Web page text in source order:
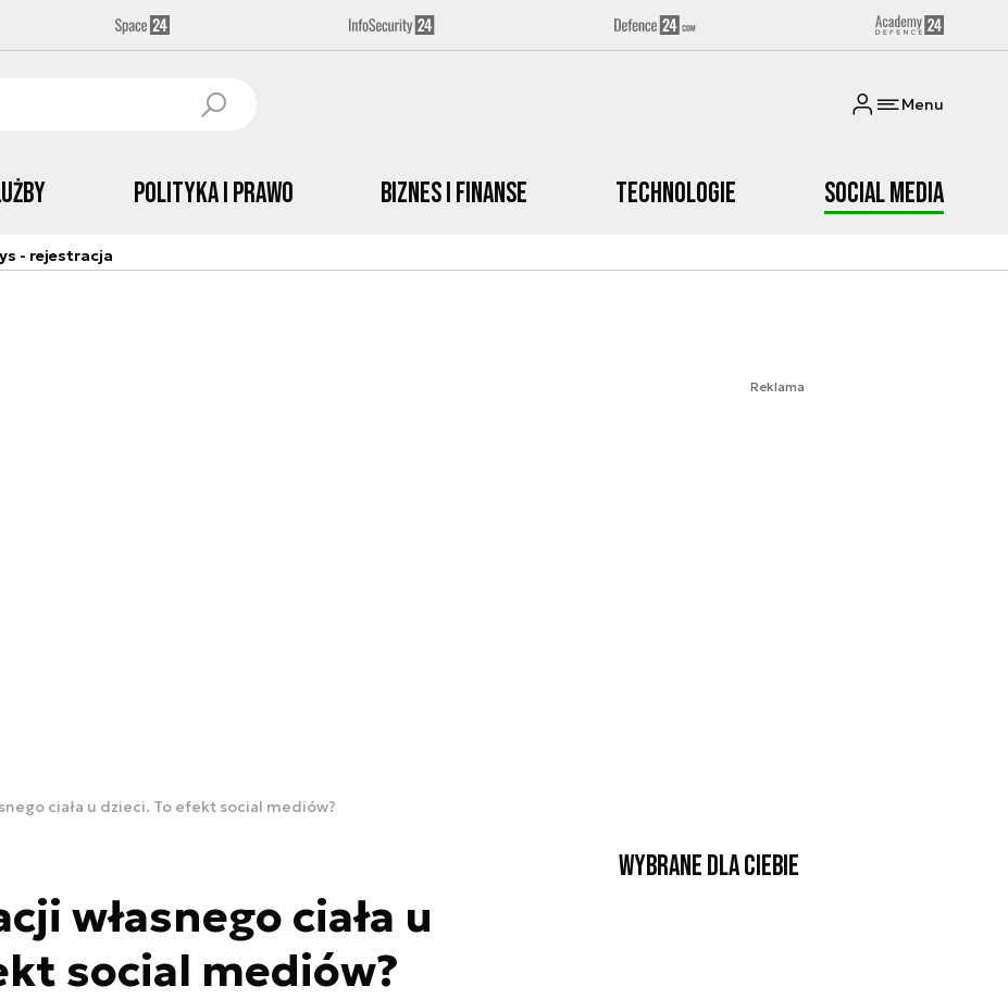
Menu
Polityka i prawo Biznes i Finanse Technologie Social media
- rejestracja
Reklama
ciała u dzieci. To efekt social mediów?
własnego ciała u
social mediów?
Wybrane dla Ciebie